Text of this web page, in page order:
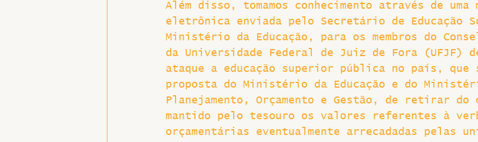
Além disso, tomamos conhecimento através de uma
eletrônica enviada pelo Secretário de Educação
Ministério da Educação, para os membros do
da Universidade Federal de Juiz de Fora (UFJF)
ataque a educação superior pública no país, que
proposta do Ministério da Educação e do
Planejamento, Orçamento e Gestão, de retirar do
mantido pelo tesouro os valores referentes à
orçamentárias eventualmente arrecadadas pelas